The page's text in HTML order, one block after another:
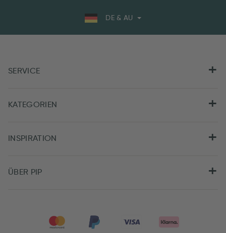
DE & AU
SERVICE
KATEGORIEN
INSPIRATION
ÜBER PIP